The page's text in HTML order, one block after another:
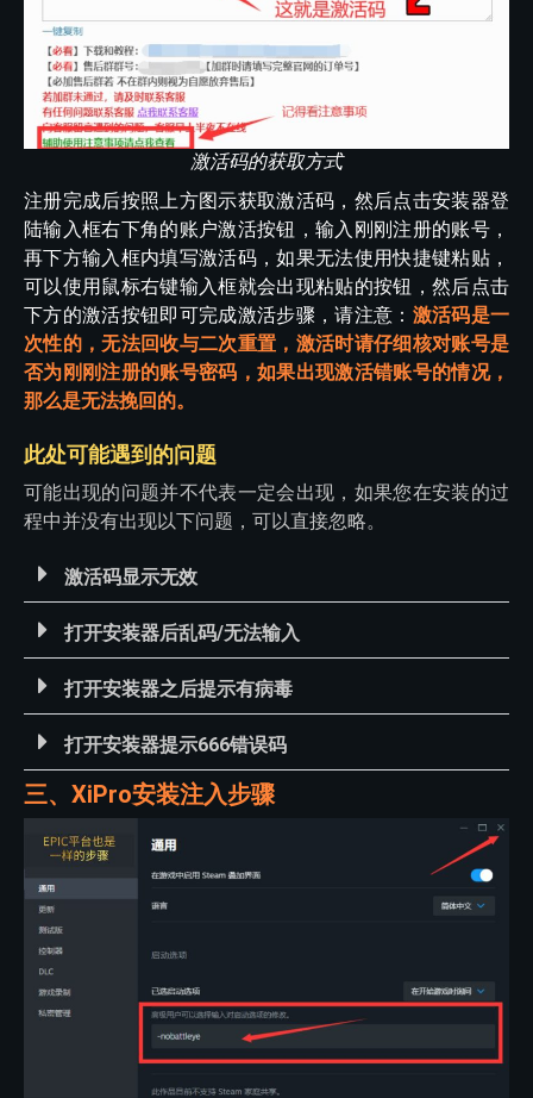
激活码的获取方式
注册完成后按照上方图示获取激活码，然后点击安装器登
陆输入框右下角的账户激活按钮，输入刚刚注册的账号，
再下方输入框内填写激活码，如果无法使用快捷键粘贴，
可以使用鼠标右键输入框就会出现粘贴的按钮，然后点击
下方的激活按钮即可完成激活步骤，请注意： 激活码是一
次性的，无法回收与二次重置，激活时请仔细核对账号是
否为刚刚注册的账号密码，如果出现激活错账号的情况，
那么是无法挽回的。
此处可能遇到的问题
可能出现的问题并不代表一定会出现，如果您在安装的过
程中并没有出现以下问题，可以直接忽略。
激活码显示无效
打开安装器后乱码/无法输入
打开安装器之后提示有病毒
打开安装器提示666错误码
三、XiPro安装注入步骤